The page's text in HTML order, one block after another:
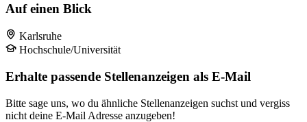
Auf einen Blick
Karlsruhe
Hochschule/Universität
Erhalte passende Stellenanzeigen als E-Mail
Bitte sage uns, wo du ähnliche Stellenanzeigen suchst und vergiss
nicht deine E-Mail Adresse anzugeben!